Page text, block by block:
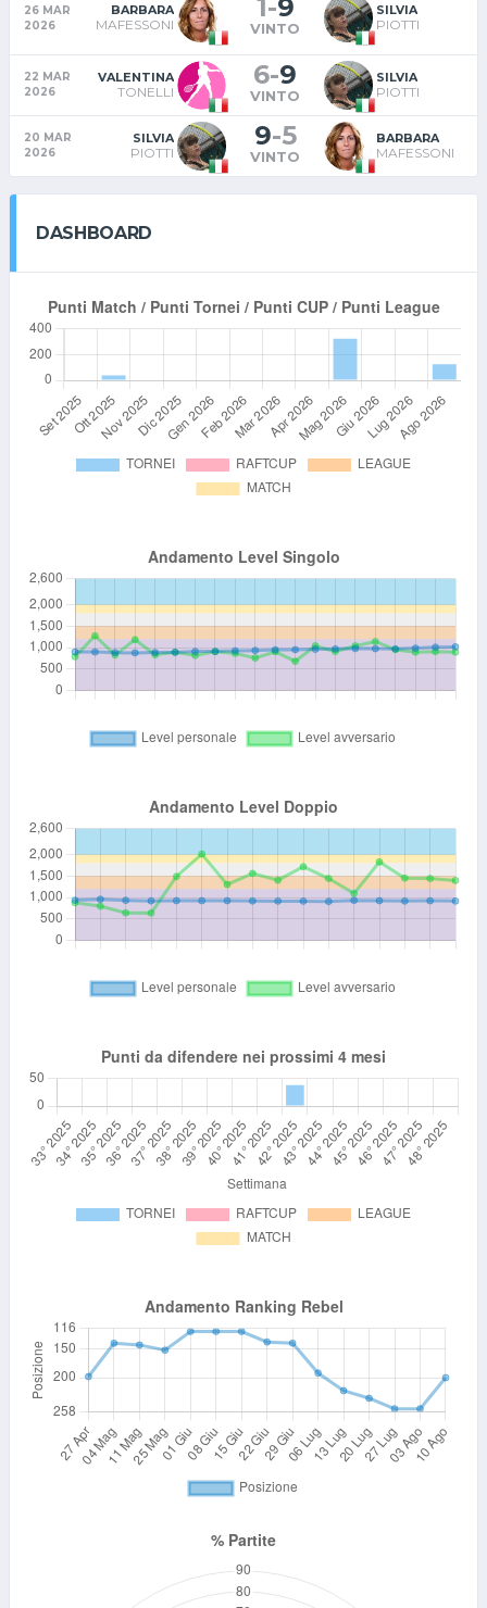
26 MAR
2026
BARBARA
MAFESSONI
1 -9
VINTO
SILVIA
PIOTTI
22 MAR
2026
VALENTINA
TONELLI
6-9
VINTO
SILVIA
PIOTTI
20 MAR
2026
SILVIA
PIOTTI
9-5
VINTO
BARBARA
MAFESSONI
DASHBOARD